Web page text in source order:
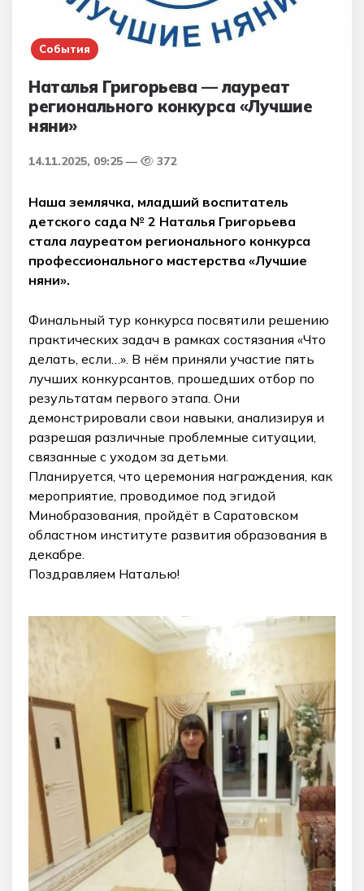
События
Наталья Григорьева — лауреат
регионального конкурса «Лучшие
няни»
14.11.2025, 09:25 372
Наша землячка, младший воспитатель
детского сада № 2 Наталья Григорьева
стала лауреатом регионального конкурса
профессионального мастерства «Лучшие
няни».
Финальный тур конкурса посвятили решению
практических задач в рамках состязания «Что
делать, если…». В нём приняли участие пять
лучших конкурсантов, прошедших отбор по
результатам первого этапа. Они
демонстрировали свои навыки, анализируя и
разрешая различные проблемные ситуации,
связанные с уходом за детьми.
Планируется, что церемония награждения, как
мероприятие, проводимое под эгидой
Минобразования, пройдёт в Саратовском
областном институте развития образования в
декабре.
Поздравляем Наталью!